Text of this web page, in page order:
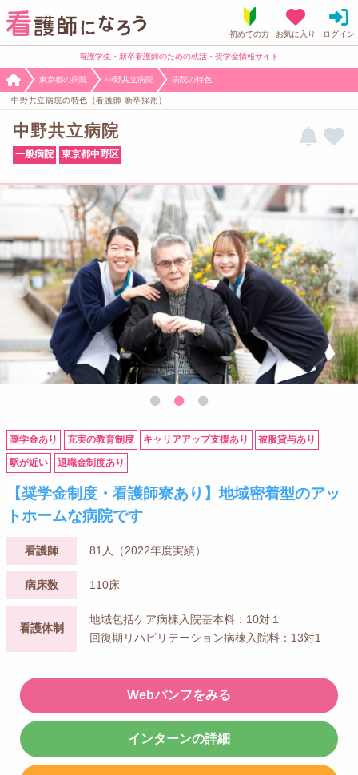
看護学生・新卒看護師のための就活・奨学金情報サイト
東京都の病院 中野共立病院 病院の特色
中野共立病院の特色（看護師 新卒採用）
中野共立病院
一般病院 東京都中野区
奨学金あり 充実の教育制度 キャリアアップ支援あり 被服貸与あり
駅が近い 退職金制度あり
【奨学金制度・看護師寮あり】地域密着型のアッ
トホームな病院です
看護師 81人（2022年度実績）
病床数 110床
看護体制
地域包括ケア病棟入院基本料：10対１
回復期リハビリテーション病棟入院料：13対1
Webパンフをみる
インターンの詳細